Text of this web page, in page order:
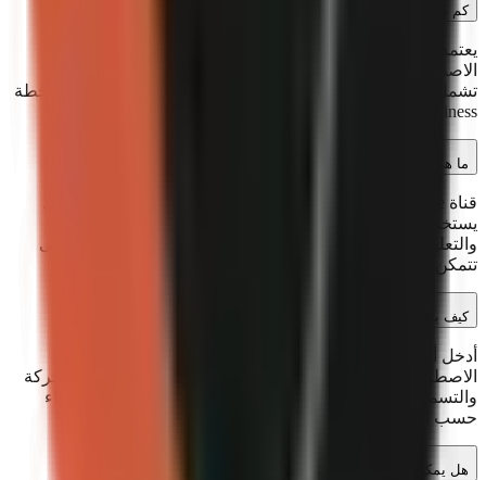
كم مقطعاً يمكنني إنشاؤه شهرياً؟
يعتمد ذلك على خطتك ونوع المقطع. المقاطع المولّدة بالذكاء
تشمل خطة Starter 500 رصيد/شهر، وخطة Pro تشمل 1,500، وخطة
Business تشمل 5,000.
ما هي قناة YouTube بدون وجه؟
والتعليقات الصوتية والمرئيات والتسميات التوضيحية تلقائياً حتى
تتمكن من نشر مقاطع دون أن تظهر أمام الكاميرا.
كيف ينشئ GoFaceless المقاطع؟
الاصطناعي يشمل السيناريو والتعليق الصوتي والمرئيات المتحركة
والتسميات التوضيحية والموسيقى الخلفية. يختلف وقت الإنشاء
حسب التنسيق والمواد والطلب.
هل يمكنني استخدام صوتي الخاص؟